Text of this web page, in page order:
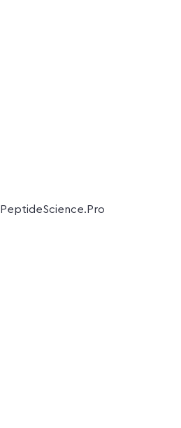
PeptideScience.Pro